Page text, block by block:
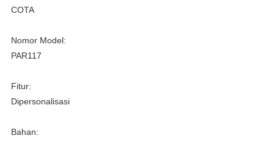
COTA
Nomor Model:
PAR117
Fitur:
Dipersonalisasi
Bahan: